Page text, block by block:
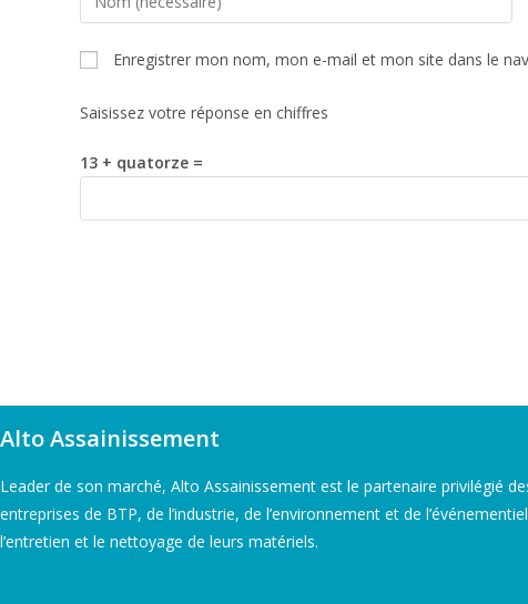
Enregistrer mon nom, mon e-mail et mon site dans le
Saisissez votre réponse en chiffres
13 + quatorze =
Alto Assainissement
Leader de son marché, Alto Assainissement est le partenaire privilégié
entreprises de BTP, de l’industrie, de l’environnement et de
l’entretien et le nettoyage de leurs matériels.